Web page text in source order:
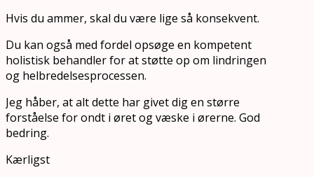
Hvis du ammer, skal du være lige så konsekvent.
Du kan også med fordel opsøge en kompetent
holistisk behandler for at støtte op om lindringen
og helbredelsesprocessen.
Jeg håber, at alt dette har givet dig en større
forståelse for ondt i øret og væske i ørerne. God
bedring.
Kærligst